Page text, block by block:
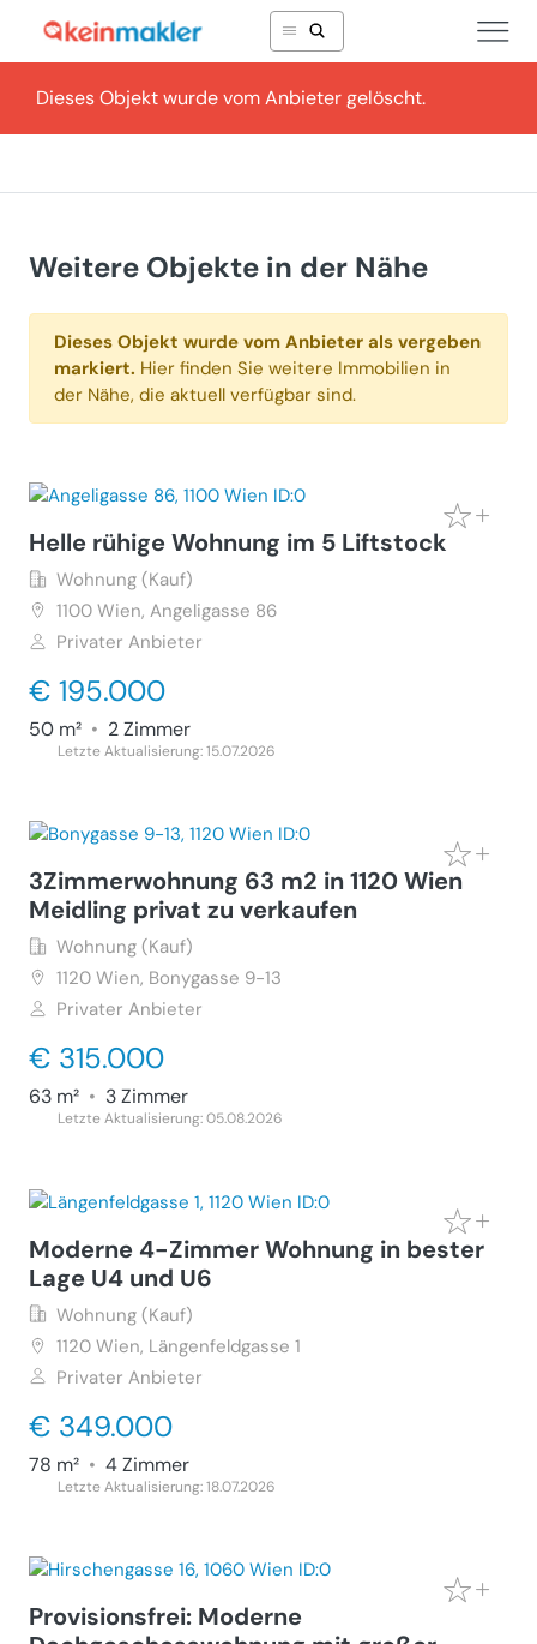
Dieses Objekt wurde vom Anbieter gelöscht.
Weitere Objekte in der Nähe
Dieses Objekt wurde vom Anbieter als vergeben
markiert. Hier finden Sie weitere Immobilien in
der Nähe, die aktuell verfügbar sind.
Helle rühige Wohnung im 5 Liftstock
Wohnung (Kauf)
1100 Wien, Angeligasse 86
Privater Anbieter
€ 195.000
50 m² • 2 Zimmer
Letzte Aktualisierung: 15.07.2026
3Zimmerwohnung 63 m2 in 1120 Wien
Meidling privat zu verkaufen
Wohnung (Kauf)
1120 Wien, Bonygasse 9-13
Privater Anbieter
€ 315.000
63 m² • 3 Zimmer
Letzte Aktualisierung: 05.08.2026
Moderne 4-Zimmer Wohnung in bester
Lage U4 und U6
Wohnung (Kauf)
1120 Wien, Längenfeldgasse 1
Privater Anbieter
€ 349.000
78 m² • 4 Zimmer
Letzte Aktualisierung: 18.07.2026
Provisionsfrei: Moderne